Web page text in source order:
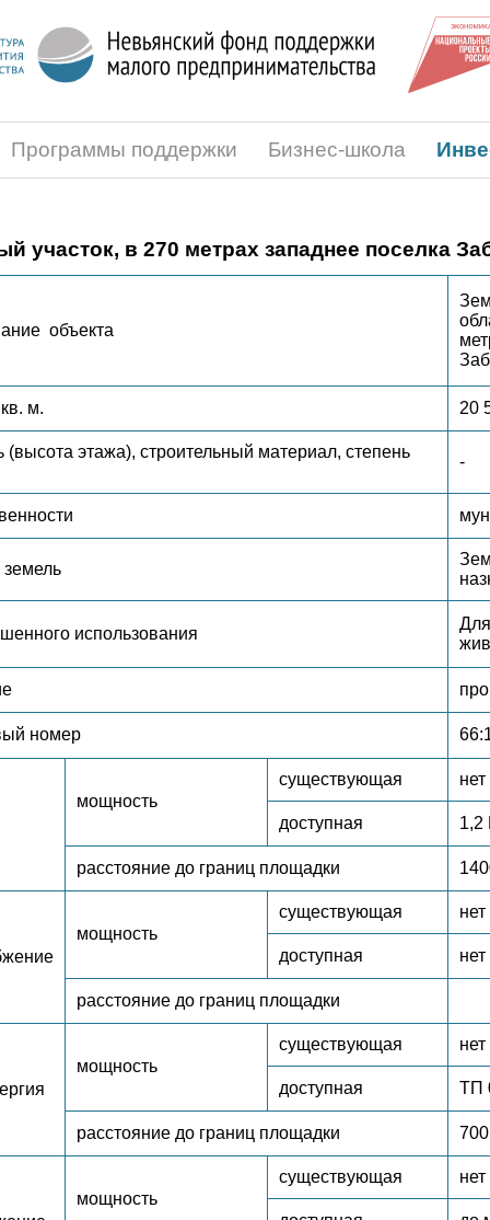
Программы поддержки Бизнес-школа
участок, в 270 метрах западнее поселка
объекта
м. 20
(высота этажа), строительный материал, степень
-
земель
использования
номер
мощность
существующая нет
доступная 1,2
расстояние до границ площадки
мощность
существующая нет
доступная нет
расстояние до границ площадки
мощность
существующая нет
доступная ТП
расстояние до границ площадки
мощность
существующая нет